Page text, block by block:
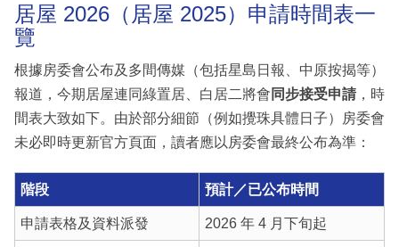
居屋 2026（居屋 2025）申請時間表一
覽
根據房委會公布及多間傳媒（包括星島日報、中原按揭等）
報道，今期居屋連同綠置居、白居二將會 同步接受申請，時
間表大致如下。由於部分細節（例如攪珠具體日子）房委會
未必即時更新官方頁面，讀者應以房委會最終公布為準：
階段 預計／已公布時間
申請表格及資料派發 2026 年 4 月下旬起